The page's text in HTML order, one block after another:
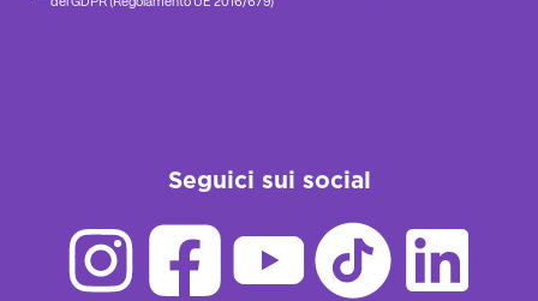
del GDPR (Regolamento UE 2016/679)
Seguici sui social